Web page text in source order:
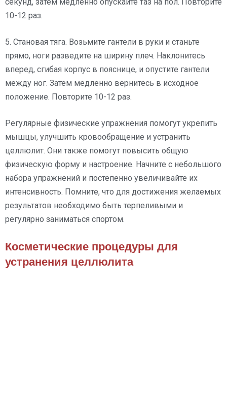
10-12 раз.
5. Становая тяга. Возьмите гантели в руки и станьте
прямо, ноги разведите на ширину плеч. Наклонитесь
вперед, сгибая корпус в пояснице, и опустите гантели
между ног. Затем медленно вернитесь в исходное
положение. Повторите 10-12 раз.
Регулярные физические упражнения помогут укрепить
мышцы, улучшить кровообращение и устранить
целлюлит. Они также помогут повысить общую
физическую форму и настроение. Начните с небольшого
набора упражнений и постепенно увеличивайте их
интенсивность. Помните, что для достижения желаемых
результатов необходимо быть терпеливыми и
регулярно заниматься спортом.
Косметические процедуры для
устранения целлюлита